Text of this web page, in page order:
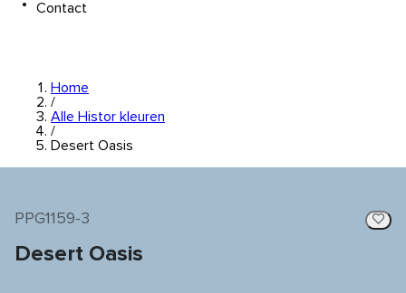
Contact
Home
/
Alle Histor kleuren
/
Desert Oasis
PPG1159-3
Desert Oasis